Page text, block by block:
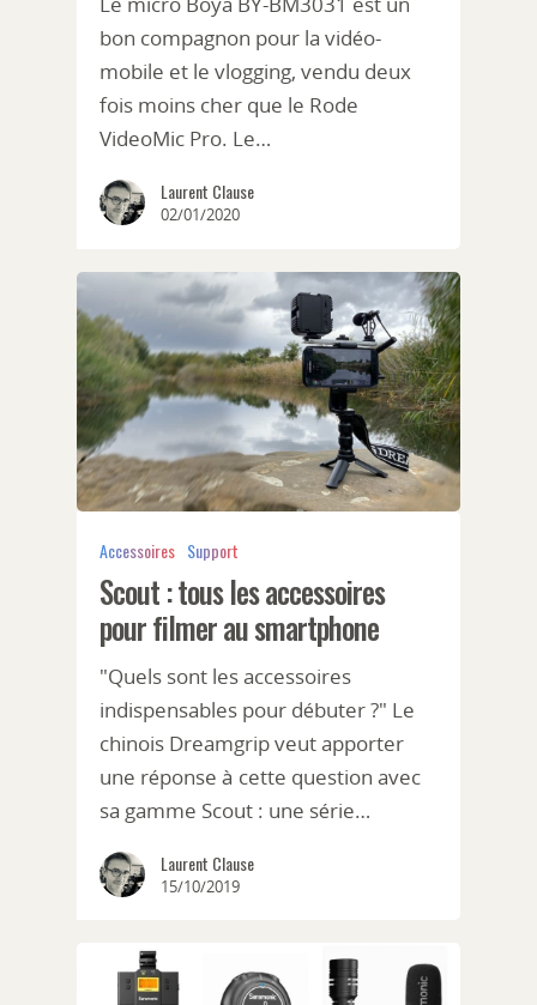
bon compagnon pour la vidéo-
mobile et le vlogging, vendu deux
fois moins cher que le Rode
VideoMic Pro. Le…
Laurent Clause
02/01/2020
Accessoires Support
Scout : tous les accessoires
pour filmer au smartphone
"Quels sont les accessoires
indispensables pour débuter ?" Le
chinois Dreamgrip veut apporter
une réponse à cette question avec
sa gamme Scout : une série…
Laurent Clause
15/10/2019